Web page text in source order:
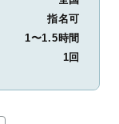
指名可
1〜1.5時間
1回